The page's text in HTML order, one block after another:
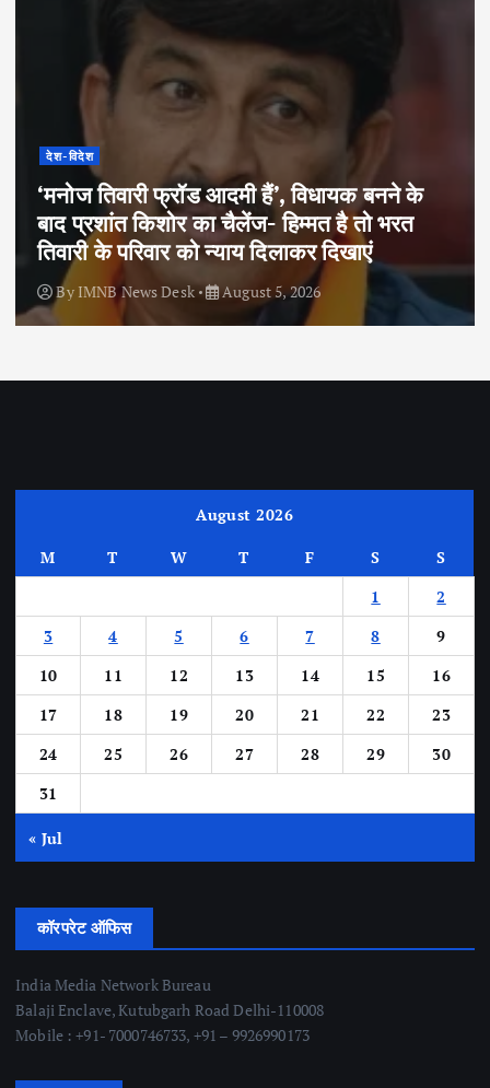
देश-विदेश
‘मनोज तिवारी फ्रॉड आदमी हैं’, विधायक बनने के
बाद प्रशांत किशोर का चैलेंज- हिम्मत है तो भरत
तिवारी के परिवार को न्याय दिलाकर दिखाएं
By IMNB News Desk August 5, 2026
August 2026
M T W T F S
S
1
2
3
4 5 6 7 8
9
10
11 12 13 14 15
16
17
18 19 20 21 22
23
24
25 26 27 28 29
30
31
« Jul
कॉरपरेट ऑफिस
India Media Network Bureau
Balaji Enclave, Kutubgarh Road Delhi-110008
Mobile : +91- 7000746733, +91 – 9926990173